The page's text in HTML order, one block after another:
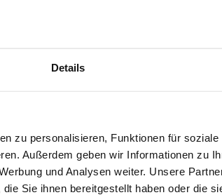
Details
zu personalisieren, Funktionen für
Außerdem geben wir Informationen zu
und Analysen weiter. Unsere
Sie ihnen bereitgestellt haben oder die